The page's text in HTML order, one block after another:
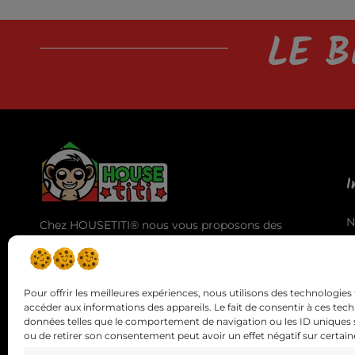
Pour offrir les meilleures expériences, nous utilisons des
accéder aux informations des appareils. Le fait de consentir à ces
données telles que le comportement de navigation ou les ID uniques
ou de retirer son consentement peut avoir un effet négatif sur
LE
Chez HOUSETITI® nous vous proposons des
meilleure expérience d'utilisation et des